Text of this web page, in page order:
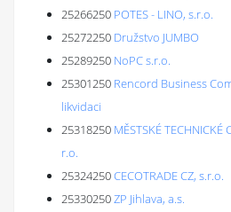
25266250 POTES - LINO, s.r.o.
25272250 Družstvo JUMBO
25289250 NoPC s.r.o.
25301250 Rencord Business
likvidaci
25318250 MĚSTSKÉ
r.o.
25324250CECOTRADE CZ, s.r.o.
25330250ZP Jihlava, a.s.